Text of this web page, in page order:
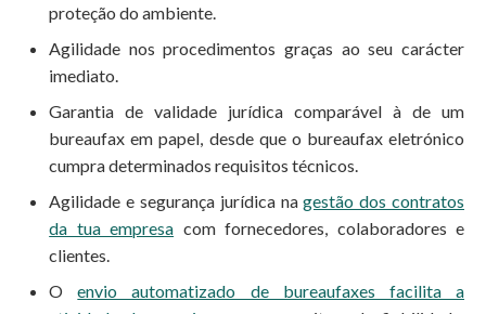
proteção do ambiente.
Agilidade nos procedimentos graças ao seu carácter
imediato.
Garantia de validade jurídica comparável à de um
bureaufax em papel, desde que o bureaufax eletrónico
cumpra determinados requisitos técnicos.
Agilidade e segurança jurídica nagestão dos contratos
da tua empresa com fornecedores, colaboradores e
clientes.
Oenvio automatizado de bureaufaxes facilita a